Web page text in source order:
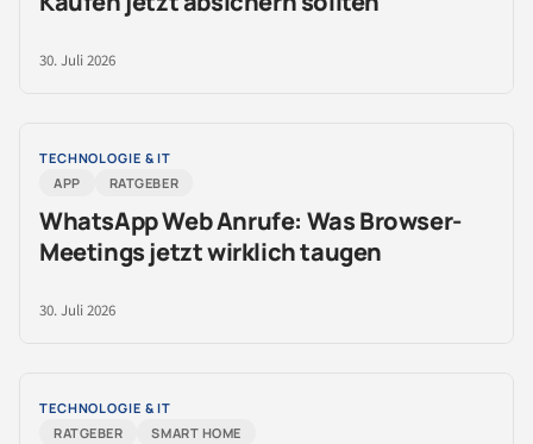
30. Juli 2026
TECHNOLOGIE & IT
APP
RATGEBER
WhatsApp Web Anrufe: Was Browser-
Meetings jetzt wirklich taugen
30. Juli 2026
TECHNOLOGIE & IT
RATGEBER
SMART HOME